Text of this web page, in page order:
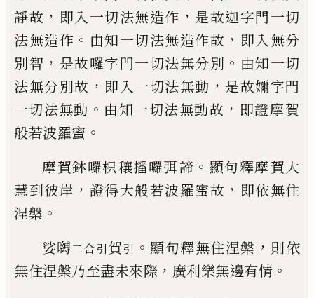
諍故 ， 即入一切法無造作 ， 是故迦字門一切
法無造作 。 由知一切法無造作故 ， 即入無分
別智 ， 是故囉字門一切法無分別 。 由知一切
法無分別故 ， 即入一切法無動 ， 是故嬭字門
一切法無動 。 由知一切法無動故 ， 即證摩賀
般若波羅蜜 。
摩賀鉢囉枳穰播囉弭諦 。 顯句釋摩賀大
慧到彼岸 ， 證得大般若波羅蜜故 ， 即依無住
涅槃 。
娑嚩二合引賀引 。 顯句釋無住涅槃 ， 則依
無住涅槃乃至盡未來際 ， 廣利樂無邊有情 。